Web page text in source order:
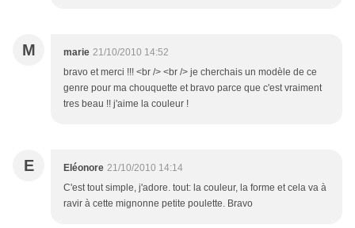
M marie 21/10/2010 14:52
bravo et merci !!! <br /> <br /> je cherchais un modèle de ce
genre pour ma chouquette et bravo parce que c'est vraiment
tres beau !! j'aime la couleur !
E Eléonore 21/10/2010 14:14
C'est tout simple, j'adore. tout: la couleur, la forme et cela va à
ravir à cette mignonne petite poulette. Bravo